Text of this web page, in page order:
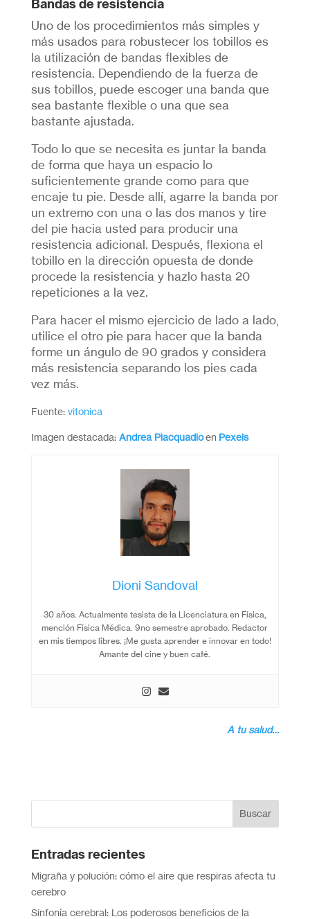
Bandas de resistencia
Uno de los procedimientos más simples y
más usados para robustecer los tobillos es
la utilización de bandas flexibles de
resistencia. Dependiendo de la fuerza de
sus tobillos, puede escoger una banda que
sea bastante flexible o una que sea
bastante ajustada.
Todo lo que se necesita es juntar la banda
de forma que haya un espacio lo
suficientemente grande como para que
encaje tu pie. Desde allí, agarre la banda por
un extremo con una o las dos manos y tire
del pie hacia usted para producir una
resistencia adicional. Después, flexiona el
tobillo en la dirección opuesta de donde
procede la resistencia y hazlo hasta 20
repeticiones a la vez.
Para hacer el mismo ejercicio de lado a lado,
utilice el otro pie para hacer que la banda
forme un ángulo de 90 grados y considera
más resistencia separando los pies cada
vez más.
Fuente: vitonica
Imagen destacada: Andrea Piacquadioen Pexels
Dioni Sandoval
30 años. Actualmente tesista de la Licenciatura en Física,
mención Física Médica. 9no semestre aprobado. Redactor
en mis tiempos libres. ¡Me gusta aprender e innovar en todo!
Amante del cine y buen café.
A tu salud…
Entradas recientes
Migraña y polución: cómo el aire que respiras afecta tu
cerebro
Sinfonía cerebral: Los poderosos beneficios de la